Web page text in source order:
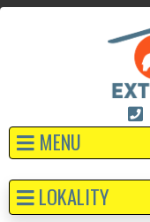
MENU
LOKALITY